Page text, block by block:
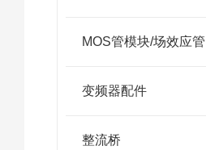
变频器配件
整流桥